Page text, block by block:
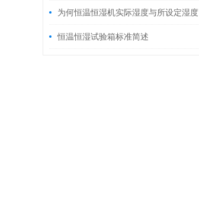
为何恒温恒湿机实际湿度与所设定湿度
有偏差
恒温恒湿试验箱标准简述